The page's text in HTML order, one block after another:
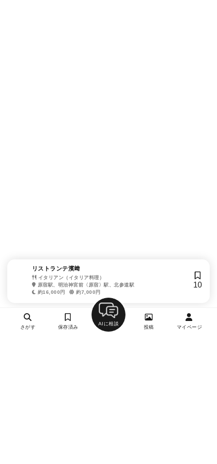
リストランテ濱﨑
イタリアン（イタリア料理）
原宿駅、明治神宮前〈原宿〉駅、北参道駅
約16,000円
約7,000円
10
さがす 保存済み
AIに相談
投稿 マイページ